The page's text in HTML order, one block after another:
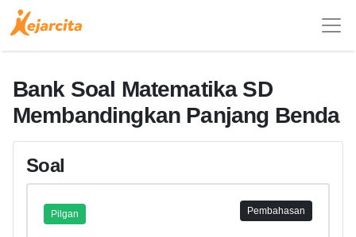
Bank Soal Matematika SD
Membandingkan Panjang Benda
Soal
Pilgan Pembahasan